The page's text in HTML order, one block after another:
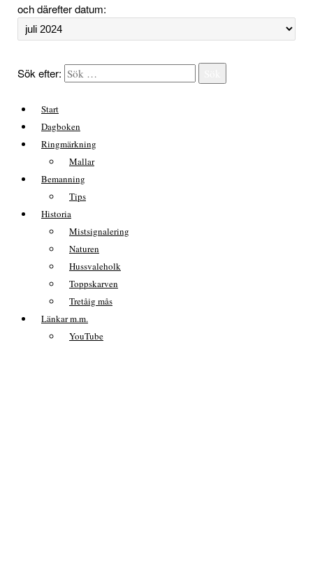
och därefter datum:
Sök efter:
Start
Dagboken
Ringmärkning
Mallar
Bemanning
Tips
Historia
Mistsignalering
Naturen
Hussvaleholk
Toppskarven
Tretåig mås
Länkar m.m.
YouTube